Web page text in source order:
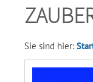
Sie sind hier: